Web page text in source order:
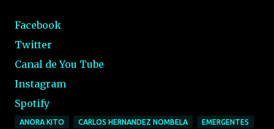
Facebook
Twitter
Canal de You Tube
Instagram
Spotify
ANORA KITO CARLOS HERNANDEZ NOMBELA EMERGENTES